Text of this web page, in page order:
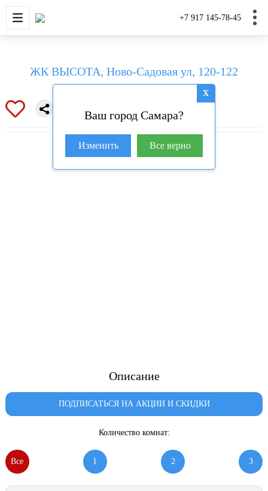
+7 917 145-78-45
НОВОСТРОЙКИ ДОМА И
X
Ваш город Самара?
Изменить Все верно
ЖК ВЫСОТА, Ново-Садовая ул, 120-122
Описание
ПОДПИСАТЬСЯ НА АКЦИИ И СКИДКИ
Количество комнат:
Все 1 2 3